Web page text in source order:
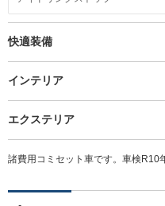
快適装備
インテリア
エクステリア
諸費用コミセット車です。車検R10